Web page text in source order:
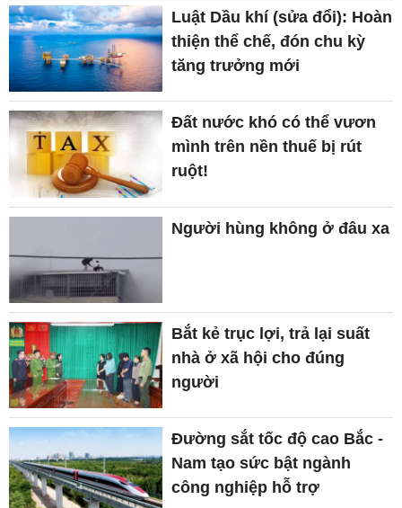
Luật Dầu khí (sửa đổi): Hoàn
thiện thể chế, đón chu kỳ
tăng trưởng mới
Đất nước khó có thể vươn
mình trên nền thuế bị rút
ruột!
Người hùng không ở đâu xa
Bắt kẻ trục lợi, trả lại suất
nhà ở xã hội cho đúng
người
Đường sắt tốc độ cao Bắc -
Nam tạo sức bật ngành
công nghiệp hỗ trợ